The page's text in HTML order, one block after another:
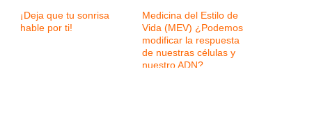
¡Deja que tu sonrisa
hable por ti!
Medicina del Estilo de
Vida (MEV) ¿Podemos
modificar la respuesta
de nuestras células y
nuestro ADN?